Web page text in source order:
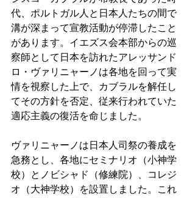
代、ポルトガル人と日本人たちの間で
溝が深まって宣教活動が停滞したこと
があります。イエズス会本部からの巡
察師として日本を訪れたアレッサンド
ロ・ヴァリニャーノは各地を回って実
情を視察した上で、カブラルを解任し
てその方針を否定、従来行われていた
適応主義の復活を命じました。
ヴァリニャーノは日本人司祭の養成を
急務とし、各地にセミナリオ（小神学
校）とノビシャド（修練院）、コレジ
オ（大神学校）を設置しました。これ